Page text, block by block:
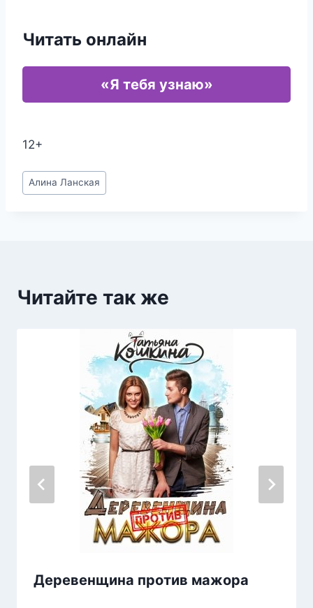
Читать онлайн
«Я тебя узнаю»
12+
Метки
записи:
Алина Ланская
Читайте так же
Деревенщина против мажора